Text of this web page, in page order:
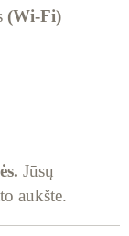
(Wi-Fi)
Jūsų
aukšte.